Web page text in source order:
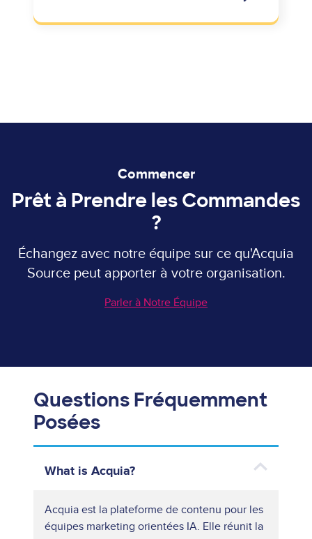
Commencer
Prêt à Prendre les Commandes
?
Échangez avec notre équipe sur ce qu'Acquia
Source peut apporter à votre organisation.
Parler à Notre Équipe
Questions Fréquemment
Posées
What is Acquia?
Acquia est la plateforme de contenu pour les
équipes marketing orientées IA. Elle réunit la